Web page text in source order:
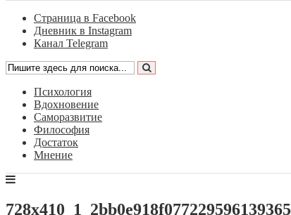
Страница в Facebook
Дневник в Instagram
Канал Telegram
Психология
Вдохновение
Саморазвитие
Философия
Достаток
Мнение